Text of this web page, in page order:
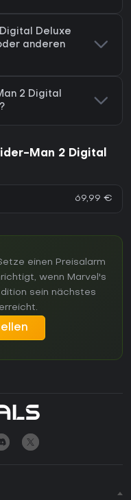
Deluxe
anderen
2 Digital
Man 2 Digital
69,99 €
einen Preisalarm
wenn Marvel's
sein nächstes